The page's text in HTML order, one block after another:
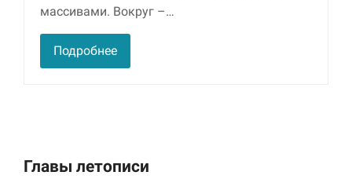
массивами. Вокруг –…
Подробнее
Главы летописи